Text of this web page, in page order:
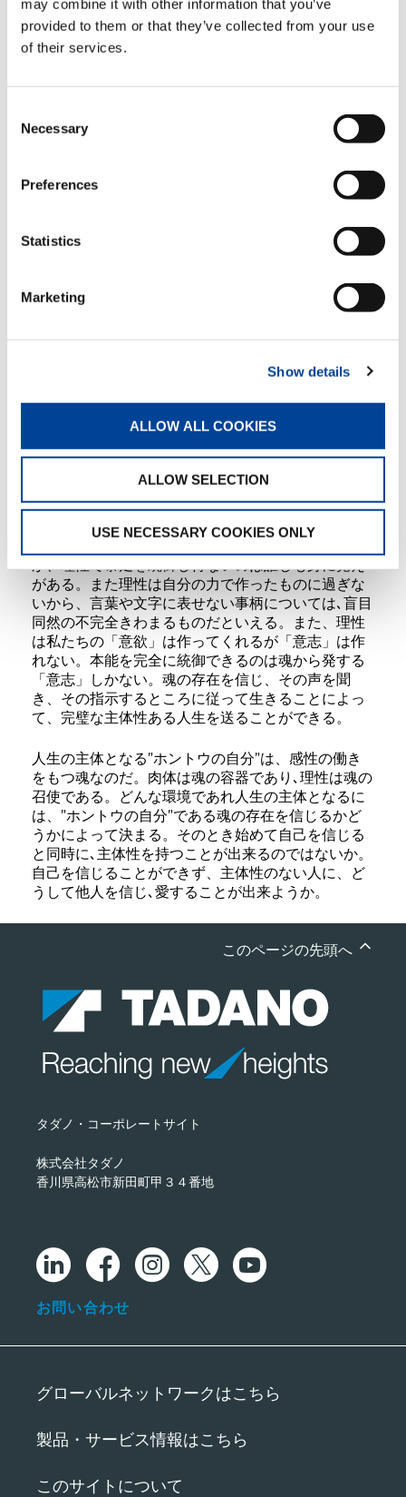
may combine it with other information that you’ve
provided to them or that they’ve collected from your use
of their services.
Selection
Necessary
Preferences
Statistics
Marketing
Show details
ALLOW ALL COOKIES
ALLOW SELECTION
USE NECESSARY COOKIES ONLY
の自分”なのだ。
私たちの頭脳は、眠っている間は全く働きを停止す
し、心臓も胃腸も働いてくれている。だから生きて
事なものが、私たちの身体のどこかに内在している
ことは否めない。この私たちを生かしている大事な
「自分」「俺」という人間の本質であって、感性は
魂が機能する働きであると考えられる。私たちがも
永久に魂の存在を知ることなく､理性と本能との矛
盾、葛藤による苦悩の多い人生を過ごすことになる
しかし、魂の存在を科学的合理的に説明することは
ちが感じる、直感、インスピレ―ション、ひらめ
愛することも信じるということも、魂からの働きか
けであって､理性による合理的思考から生まれること
司っていて、肉体が発信する本能は私たちを行動に
駆り立ててくれるが暴走する性質を持っている。
が、理性で暴走を統御し得ないのは誰しも身に覚え
がある。また理性は自分の力で作ったものに過ぎな
いから、言葉や文字に表せない事柄については､盲目
同然の不完全きわまるものだといえる。また、理性
は私たちの「意欲」は作ってくれるが「意志」は作
れない。本能を完全に統御できるのは魂から発する
「意志」しかない。魂の存在を信じ、その声を聞
き、その指示するところに従って生きることによっ
て、完璧な主体性ある人生を送ることができる。
人生の主体となる”ホントウの自分”は、感性の働き
をもつ魂なのだ。肉体は魂の容器であり､理性は魂の
召使である。どんな環境であれ人生の主体となるに
は、”ホントウの自分”である魂の存在を信じるかど
うかによって決まる。そのとき始めて自己を信じる
と同時に､主体性を持つことが出来るのではないか。
自己を信じることができず、主体性のない人に、ど
うして他人を信じ､愛することが出来ようか。
このページの先頭へ
タダノ・コーポレートサイト
株式会社タダノ
香川県高松市新田町甲３４番地
お問い合わせ
グローバルネットワークはこちら
製品・サービス情報はこちら
このサイトについて